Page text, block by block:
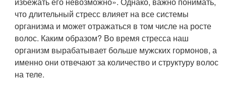
что длительный стресс влияет на все системы
организма и может отражаться в том числе на росте
волос. Каким образом? Во время стресса наш
организм вырабатывает больше мужских гормонов, а
именно они отвечают за количество и структуру волос
на теле.